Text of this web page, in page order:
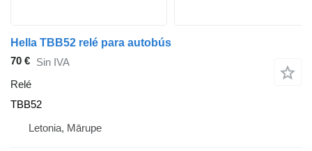
Hella TBB52 relé para autobús
70 € Sin IVA
Relé
TBB52
Letonia, Mārupe